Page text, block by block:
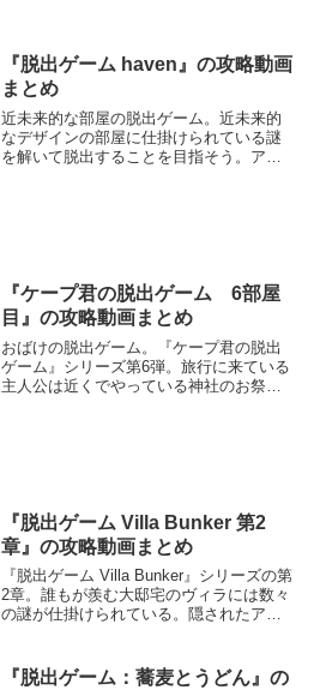
『脱出ゲーム haven』の攻略動画
まとめ
近未来的な部屋の脱出ゲーム。近未来的
なデザインの部屋に仕掛けられている謎
を解いて脱出することを目指そう。アイ
『ケープ君の脱出ゲーム 6部屋
目』の攻略動画まとめ
おばけの脱出ゲーム。『ケープ君の脱出
ゲーム』シリーズ第6弾。旅行に来ている
主人公は近くでやっている神社のお祭り
『脱出ゲーム Villa Bunker 第2
章』の攻略動画まとめ
『脱出ゲーム Villa Bunker』シリーズの第
2章。誰もが羨む大邸宅のヴィラには数々
の謎が仕掛けられている。隠されたアイ
下室には何が隠されているのだろうか。
『脱出ゲーム：蕎麦とうどん』の